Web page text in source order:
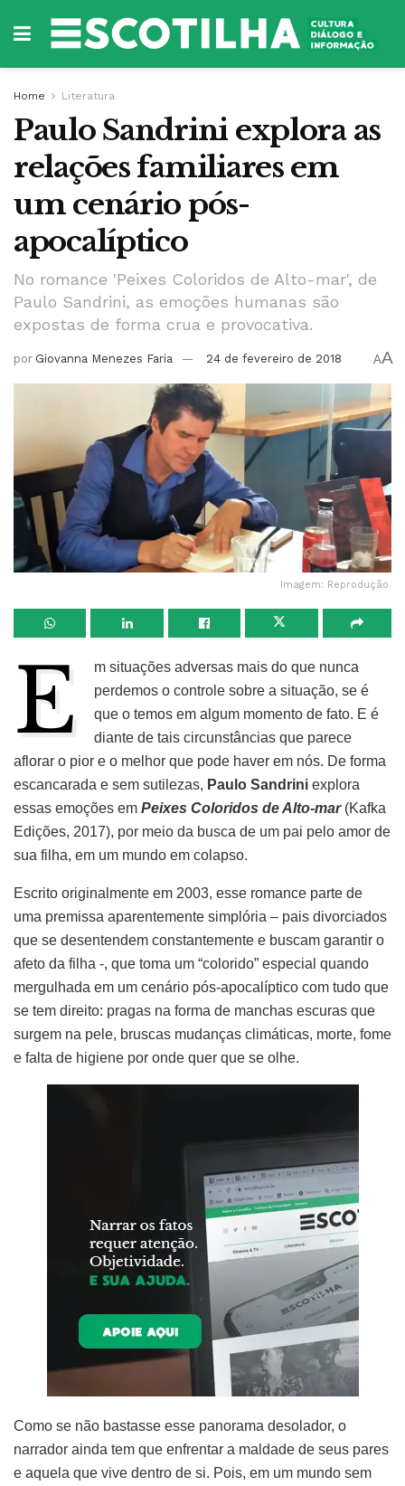
Home Literatura
Paulo Sandrini explora as
relações familiares em
um cenário pós-
apocalíptico
No romance 'Peixes Coloridos de Alto-mar', de
Paulo Sandrini, as emoções humanas são
expostas de forma crua e provocativa.
por Giovanna Menezes Faria 24 de fevereiro de 2018 AA
Imagem: Reprodução.
E
m situações adversas mais do que nunca
perdemos o controle sobre a situação, se é
que o temos em algum momento de fato. E é
diante de tais circunstâncias que parece
aflorar o pior e o melhor que pode haver em nós. De forma
escancarada e sem sutilezas, Paulo Sandrini explora
essas emoções em Peixes Coloridos de Alto-mar(Kafka
Edições, 2017), por meio da busca de um pai pelo amor de
sua filha, em um mundo em colapso.
Escrito originalmente em 2003, esse romance parte de
uma premissa aparentemente simplória – pais divorciados
que se desentendem constantemente e buscam garantir o
afeto da filha -, que toma um “colorido” especial quando
mergulhada em um cenário pós-apocalíptico com tudo que
se tem direito: pragas na forma de manchas escuras que
surgem na pele, bruscas mudanças climáticas, morte, fome
e falta de higiene por onde quer que se olhe.
Como se não bastasse esse panorama desolador, o
narrador ainda tem que enfrentar a maldade de seus pares
e aquela que vive dentro de si. Pois, em um mundo sem